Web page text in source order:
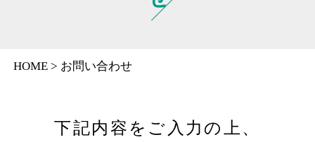
HOME > お問い合わせ
下記内容をご入力の上、